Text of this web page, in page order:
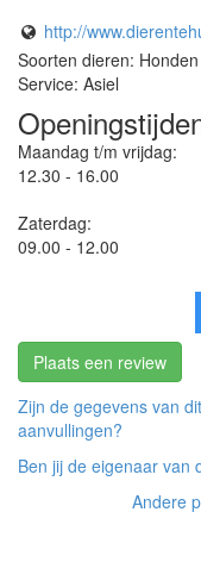
http://
Soorten dieren: Honden
Service: Asiel
Maandag t/m vrijdag:
12.30 - 16.00
Zaterdag:
09.00 - 12.00
Plaats een review
Zijn de gegevens van
aanvullingen?
Ben jij de eigenaar van
Andere